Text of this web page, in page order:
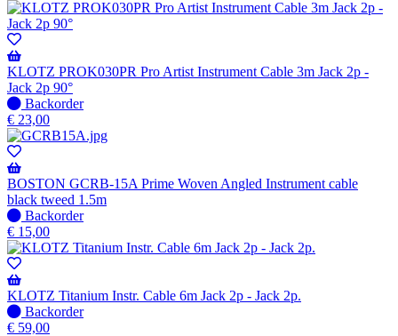
KLOTZ PROK030PR Pro Artist Instrument Cable 3m Jack 2p -
Jack 2p 90°
Niet
op
voorraad
-
Wordt
verzonden
wanneer
beschikbaar
Backorder
€ 23,00
BOSTON GCRB-15A Prime Woven Angled Instrument cable
black tweed 1.5m
Niet
op
voorraad
-
Wordt
verzonden
wanneer
beschikbaar
Backorder
€ 15,00
KLOTZ Titanium Instr. Cable 6m Jack 2p - Jack 2p.
Niet
op
Backorder
€ 59,00